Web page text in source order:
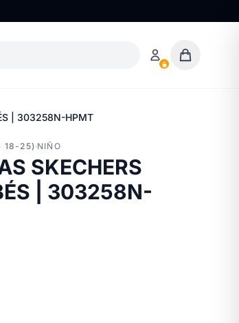
| 303258N-HPMT
18-25)·NIÑO
SKECHERS
| 303258N-